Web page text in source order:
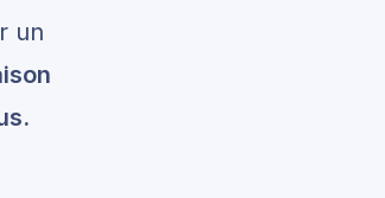
un